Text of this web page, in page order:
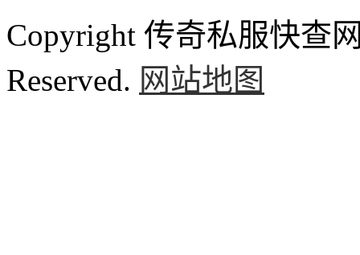
Copyright 传奇私服快查
Reserved. 网站地图